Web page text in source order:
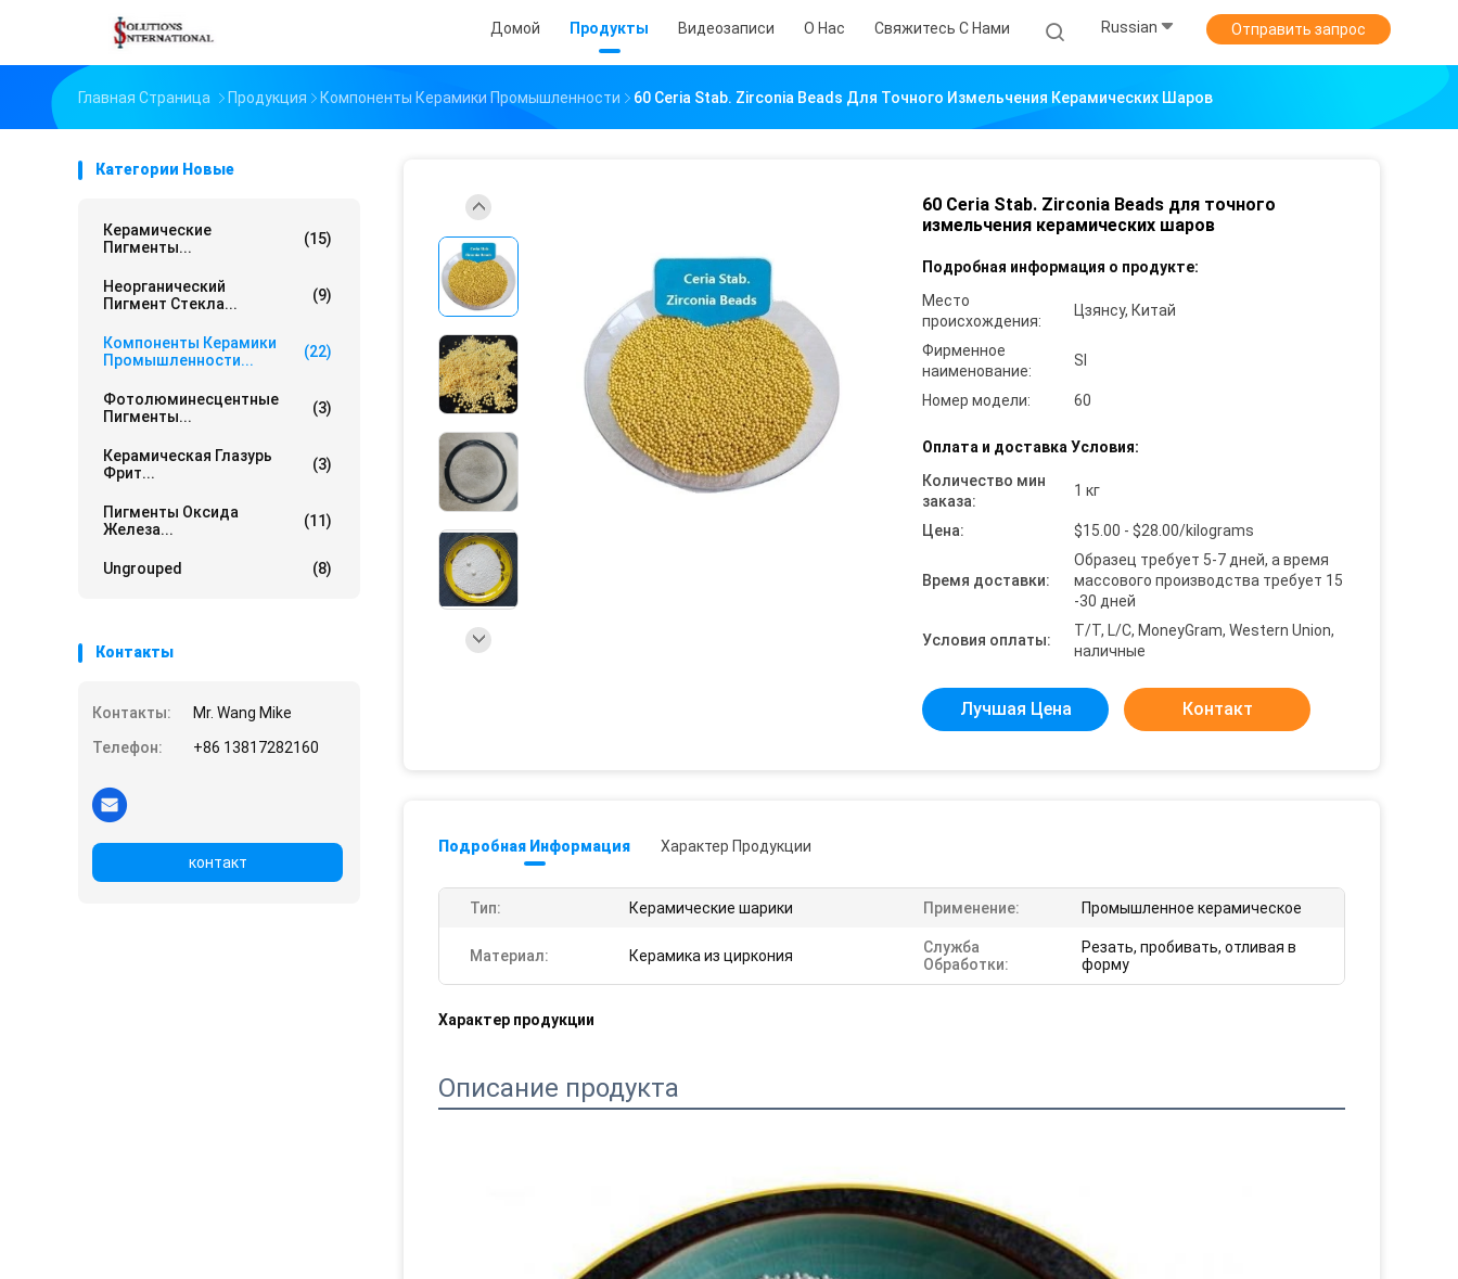
Домой Продукты Видеозаписи О Нас Свяжитесь С Нами Russian Отправить запрос
Главная Страница Продукция Компоненты Керамики Промышленности 60 Ceria Stab. Zirconia Beads Для Точного Измельчения Керамических Шаров
Категории Новые
Керамические
Пигменты...
(15)
Неорганический
Пигмент Стекла...
(9)
Компоненты Керамики
Промышленности...
(22)
Фотолюминесцентные
Пигменты...
(3)
Керамическая Глазурь
Фрит...
(3)
Пигменты Оксида
Железа...
(11)
Ungrouped (8)
Контакты
Контакты:
Mr. Wang Mike
Телефон:
+86 13817282160
контакт
60 Ceria Stab. Zirconia Beads для точного
измельчения керамических шаров
Подробная информация о продукте:
Место
происхождения:
Цзянсу, Китай
Фирменное
наименование:
SI
Номер модели: 60
Оплата и доставка Условия:
Количество мин
заказа:
1 кг
Цена: $15.00 - $28.00/kilograms
Время доставки:
Образец требует 5-7 дней, а время
массового производства требует 15
-30 дней
Условия оплаты:
T/T, L/C, MoneyGram, Western Union,
наличные
Лучшая Цена Контакт
Подробная Информация Характер Продукции
Тип: Керамические шарики Применение: Промышленное керамическое
Материал: Керамика из циркония
Служба
Обработки:
Резать, пробивать, отливая в
форму
Характер продукции
Описание продукта